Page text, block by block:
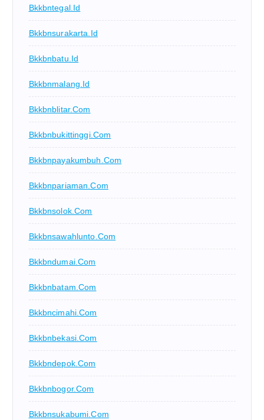
Bkkbntegal.id
Bkkbnsurakarta.id
Bkkbnbatu.id
Bkkbnmalang.id
Bkkbnblitar.com
Bkkbnbukittinggi.com
Bkkbnpayakumbuh.com
Bkkbnpariaman.com
Bkkbnsolok.com
Bkkbnsawahlunto.com
Bkkbndumai.com
Bkkbnbatam.com
Bkkbncimahi.com
Bkkbnbekasi.com
Bkkbndepok.com
Bkkbnbogor.com
Bkkbnsukabumi.com